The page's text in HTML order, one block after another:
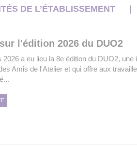
DE L’ÉTABLISSEMENT
l'édition 2026 du DUO2
2026 a eu lieu la 8e édition du DUO2, une
Amis de l'Atelier et qui offre aux